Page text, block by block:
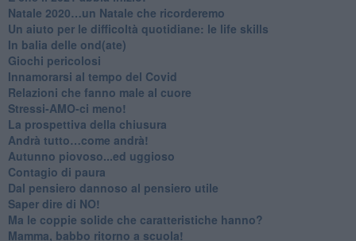
​Natale 2020…un Natale che ricorderemo
Un aiuto per le difficoltà quotidiane: le life skills
​In balia delle ond(ate)
Giochi pericolosi
Innamorarsi al tempo del Covid
​Relazioni che fanno male al cuore
​Stressi-AMO-ci meno!
​La prospettiva della chiusura
​Andrà tutto…come andrà!
Autunno piovoso...ed uggioso
​Contagio di paura
​Dal pensiero dannoso al pensiero utile
​Saper dire di NO!
​Ma le coppie solide che caratteristiche hanno?
​Mamma, babbo ritorno a scuola!